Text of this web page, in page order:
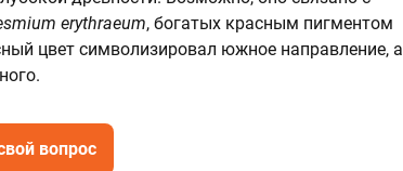
erythraeum, богатых красным пигментом
цвет символизировал южное направление, а
вопрос